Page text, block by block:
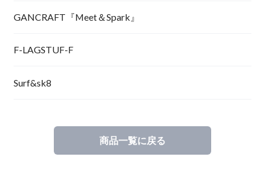
GANCRAFT『Meet＆Spark』
F-LAGSTUF-F
Surf&sk8
商品一覧に戻る